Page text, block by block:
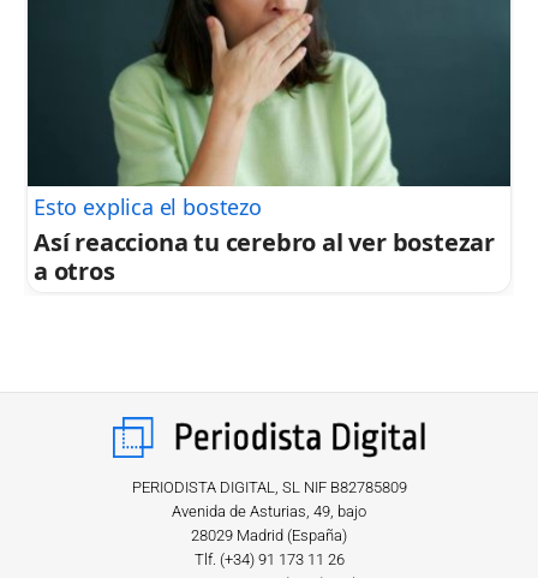
Esto explica el bostezo
Así reacciona tu cerebro al ver bostezar
a otros
PERIODISTA DIGITAL, SL NIF B82785809
Avenida de Asturias, 49, bajo
28029 Madrid (España)
Tlf. (+34) ‎91 173 11 26